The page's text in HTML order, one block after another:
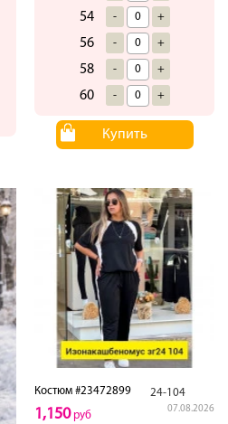
54 - +
56 - +
58 - +
60 - +
Купить
Костюм #23472899 24-104
07.08.2026
1,150руб